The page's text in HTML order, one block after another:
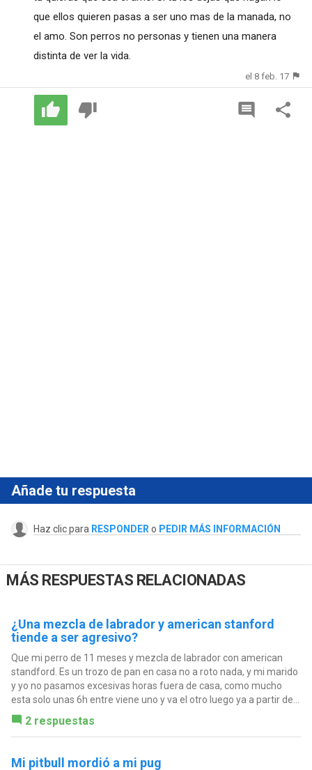
que ellos quieren pasas a ser uno mas de la manada, no
el amo. Son perros no personas y tienen una manera
distinta de ver la vida.
el 8 feb. 17
Añade tu respuesta
Haz clic para RESPONDER o PEDIR MÁS INFORMACIÓN
MÁS RESPUESTAS RELACIONADAS
¿Una mezcla de labrador y american stanford
tiende a ser agresivo?
Que mi perro de 11 meses y mezcla de labrador con american
standford. Es un trozo de pan en casa no a roto nada, y mi marido
y yo no pasamos excesivas horas fuera de casa, como mucho
esta solo unas 6h entre viene uno y va el otro luego ya a partir de...
2 respuestas
Mi pitbull mordió a mi pug